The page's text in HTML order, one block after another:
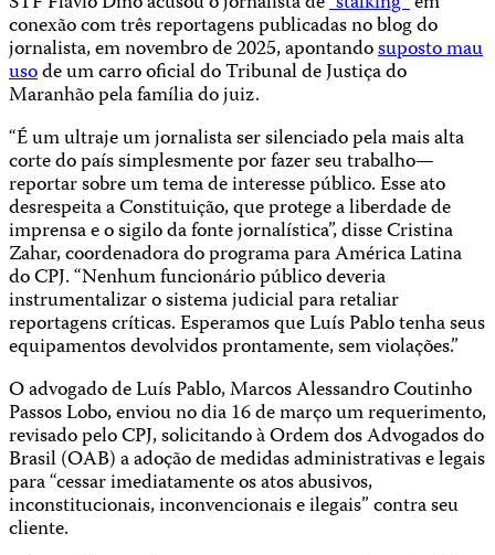
conexão com três reportagens publicadas no blog do
jornalista, em novembro de 2025, apontandosuposto mau
usode um carro oficial do Tribunal de Justiça do
Maranhão pela família do juiz.
“É um ultraje um jornalista ser silenciado pela mais alta
corte do país simplesmente por fazer seu trabalho—
reportar sobre um tema de interesse público. Esse ato
desrespeita a Constituição, que protege a liberdade de
imprensa e o sigilo da fonte jornalística”, disse Cristina
Zahar, coordenadora do programa para América Latina
do CPJ. “Nenhum funcionário público deveria
instrumentalizar o sistema judicial para retaliar
reportagens críticas. Esperamos que Luís Pablo tenha seus
equipamentos devolvidos prontamente, sem violações.”
O advogado de Luís Pablo, Marcos Alessandro Coutinho
Passos Lobo, enviou no dia 16 de março um requerimento,
revisado pelo CPJ, solicitando à Ordem dos Advogados do
Brasil (OAB) a adoção de medidas administrativas e legais
para “cessar imediatamente os atos abusivos,
inconstitucionais, inconvencionais e ilegais” contra seu
cliente.